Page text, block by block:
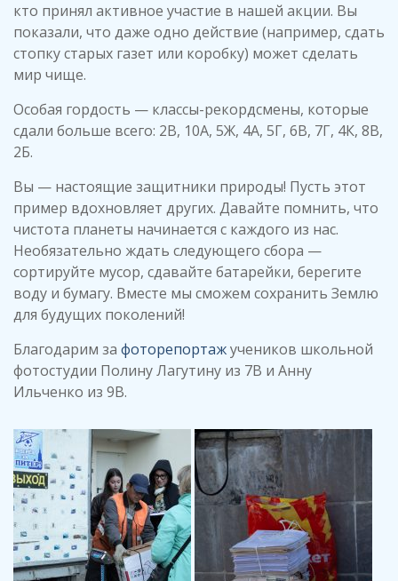
кто принял активное участие в нашей акции. Вы
показали, что даже одно действие (например, сдать
стопку старых газет или коробку) может сделать
мир чище.
Особая гордость — классы-рекордсмены, которые
сдали больше всего: 2В, 10А, 5Ж, 4А, 5Г, 6В, 7Г, 4К, 8В,
2Б.
Вы — настоящие защитники природы! Пусть этот
пример вдохновляет других. Давайте помнить, что
чистота планеты начинается с каждого из нас.
Необязательно ждать следующего сбора —
сортируйте мусор, сдавайте батарейки, берегите
воду и бумагу. Вместе мы сможем сохранить Землю
для будущих поколений!
Благодарим за фоторепортажучеников школьной
фотостудии Полину Лагутину из 7В и Анну
Ильченко из 9В.